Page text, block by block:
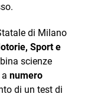
di Milano
Sport e
scienze
numero
di un test di